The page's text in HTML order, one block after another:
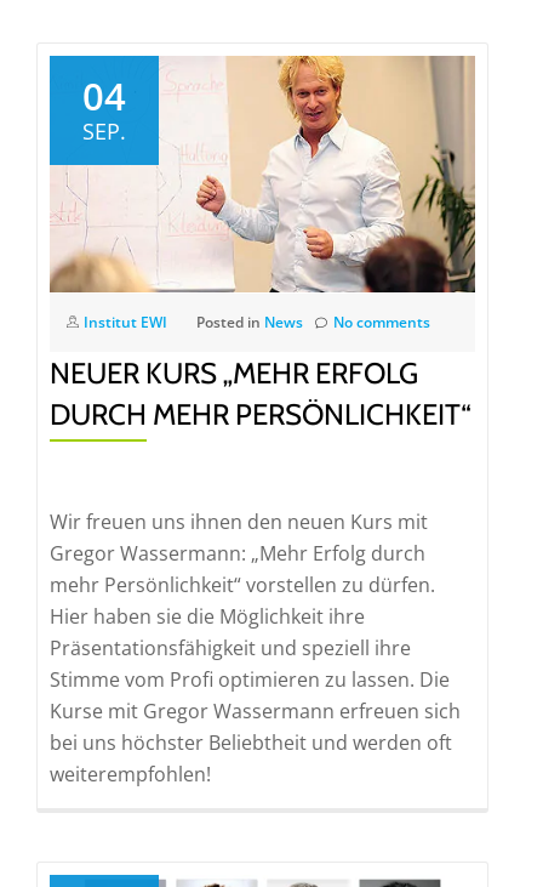
04
SEP.
Institut EWI Posted in News No comments
NEUER KURS „MEHR ERFOLG
DURCH MEHR PERSÖNLICHKEIT“
Wir freuen uns ihnen den neuen Kurs mit
Gregor Wassermann: „Mehr Erfolg durch
mehr Persönlichkeit“ vorstellen zu dürfen.
Hier haben sie die Möglichkeit ihre
Präsentationsfähigkeit und speziell ihre
Stimme vom Profi optimieren zu lassen. Die
Kurse mit Gregor Wassermann erfreuen sich
bei uns höchster Beliebtheit und werden oft
weiterempfohlen!